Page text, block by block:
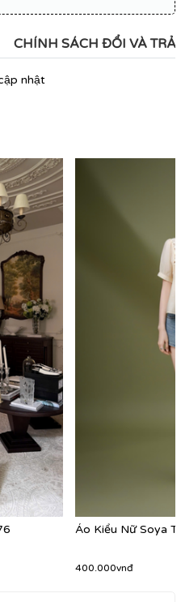
CHÍNH SÁCH ĐỔI VÀ TRẢ
nhật
Áo Kiểu Nữ Soya
400.000vnđ